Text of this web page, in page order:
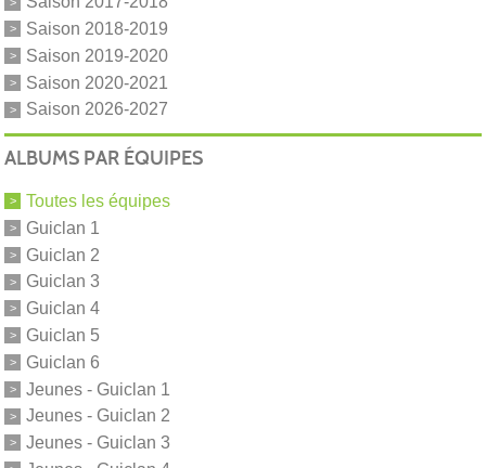
Saison 2018-2019
Saison 2019-2020
Saison 2020-2021
Saison 2026-2027
ALBUMS PAR ÉQUIPES
Toutes les équipes
Guiclan 1
Guiclan 2
Guiclan 3
Guiclan 4
Guiclan 5
Guiclan 6
Jeunes - Guiclan 1
Jeunes - Guiclan 2
Jeunes - Guiclan 3